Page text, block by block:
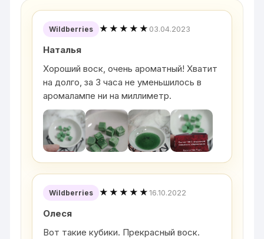
Wildberries ★★★★★ 03.04.2023
Наталья
Хороший воск, очень ароматный! Хватит
на долго, за 3 часа не уменьшилось в
аромалампе ни на миллиметр.
Wildberries ★★★★★16.10.2022
Олеся
Вот такие кубики. Прекрасный воск.